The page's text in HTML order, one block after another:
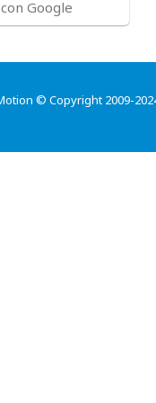
Google
© Copyright 2009-